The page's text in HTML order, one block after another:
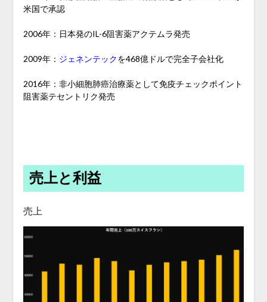
米国で承認
2006年：日本発のIL-6阻害薬アクテムラ発売
2009年： ジェネンテックを468億ドルで完全子会社化
2016年：非小細胞肺癌治療薬として免疫チェックポイント
阻害薬テセントリク発売
売上と利益
売上